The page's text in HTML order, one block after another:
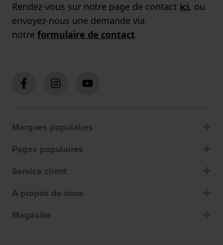
Rendez-vous sur notre page de contact ici, ou
envoyez-nous une demande via
notre formulaire de contact.
Marques populaires
Pages populaires
Service client
À propos de nous
Magasins